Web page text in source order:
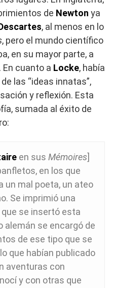
de Newton ya
, al menos en lo
, pero el mundo científico
en su mayor parte, a
cuanto a Locke, había
las “ideas innatas”,
y reflexión. Esta
sumada al éxito de
en sus Mémoires]
en los que
un mal poeta, un ateo
Se imprimió una
se insertó esta
alemán se encargó de
de ese tipo que se
que habían publicado
aventuras con
y con otras que